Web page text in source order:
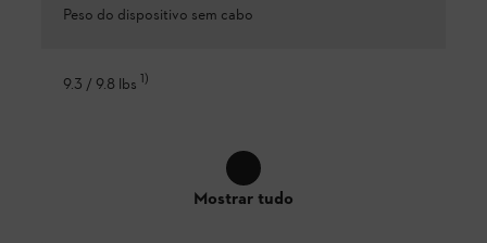
Peso do dispositivo sem cabo
9.3 / 9.8 lbs 1)
Mostrar tudo